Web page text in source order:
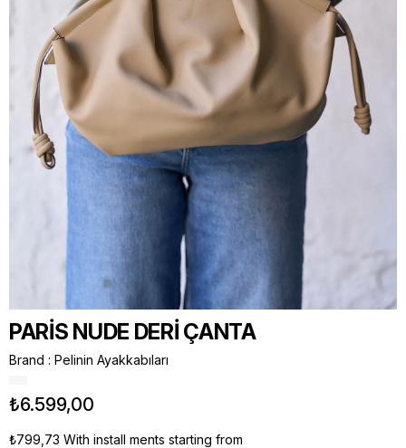
PARİS NUDE DERİ ÇANTA
Brand : Pelinin Ayakkabıları
₺6.599,00
₺799,73 With install ments starting from